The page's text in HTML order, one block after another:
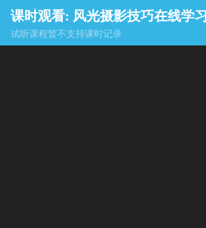
课时观看: 风光摄影技巧在线学习
试听课程暂不支持课时记录